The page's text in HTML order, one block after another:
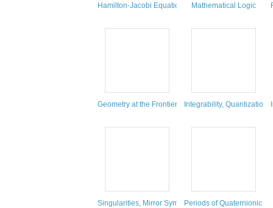
Hamilton-Jacobi Equations Mathematical Logic
Geometry at the Frontier Integrability, Quantization,
Singularities, Mirror Symmetry, and the Gauged
Periods of Quaternionic